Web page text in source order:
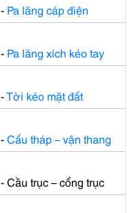
- Pa lăng cáp điện
- Pa lăng xích kéo tay
-Tời kéo mặt đất
-Cẩu tháp – vận thang
- Cầu trục – cổng trục